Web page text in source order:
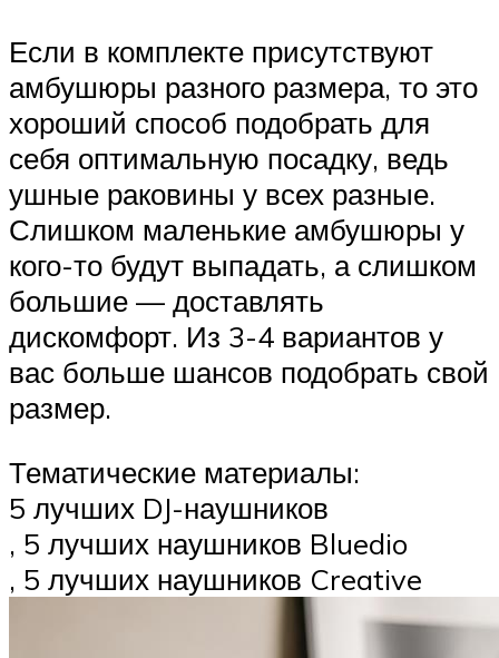
Если в комплекте присутствуют
амбушюры разного размера, то это
хороший способ подобрать для
себя оптимальную посадку, ведь
ушные раковины у всех разные.
Слишком маленькие амбушюры у
кого-то будут выпадать, а слишком
большие — доставлять
дискомфорт. Из 3-4 вариантов у
вас больше шансов подобрать свой
размер.
Тематические материалы:
5 лучших DJ-наушников
, 5 лучших наушников Bluedio
, 5 лучших наушников Creative